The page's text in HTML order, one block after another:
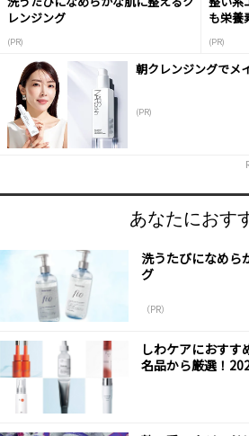
レンジング
(PR)
も栄養
(PR)
朝クレンジングでメ
(PR)
あなたにおす
洗うたびになめら
グ
（PR）
しわケアにおすす
名品から厳選！